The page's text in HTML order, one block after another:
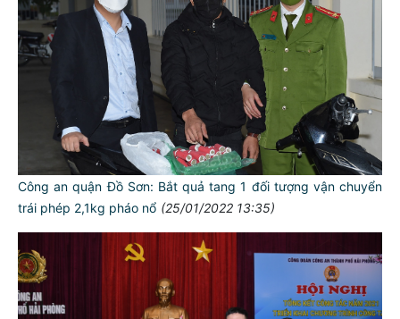
Công an quận Đồ Sơn: Bắt quả tang 1 đối tượng vận chuyển
trái phép 2,1kg pháo nổ (25/01/2022 13:35)